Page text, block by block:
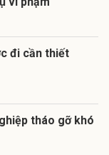
đi cần thiết
tháo gỡ khó